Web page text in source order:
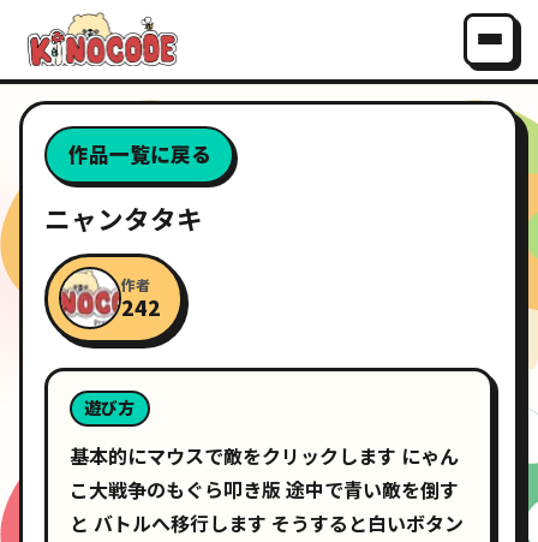
作品一覧に戻る
ニャンタタキ
作者
242
遊び方
基本的にマウスで敵をクリックします にゃん
こ大戦争のもぐら叩き版 途中で青い敵を倒す
と バトルへ移行します そうすると白いボタン